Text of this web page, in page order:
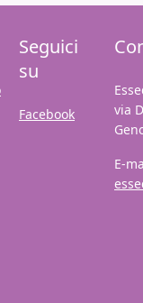
Seguici
su
Facebook
via
E-